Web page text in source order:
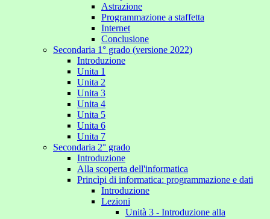
Astrazione
Programmazione a staffetta
Internet
Conclusione
Secondaria 1° grado (versione 2022)
Introduzione
Unita 1
Unita 2
Unita 3
Unita 4
Unita 5
Unita 6
Unita 7
Secondaria 2° grado
Introduzione
Alla scoperta dell'informatica
Princìpi di informatica: programmazione e dati
Introduzione
Lezioni
Unità 3 - Introduzione alla